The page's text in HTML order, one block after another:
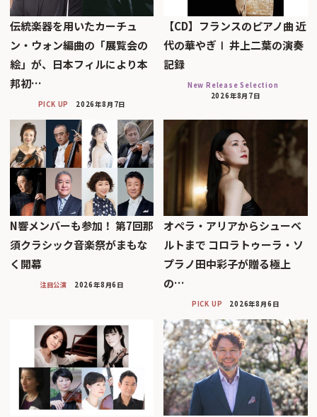
伝統楽器を用いたカーチュ
ン・ウォン編曲の「展覧会の
絵」が、日本フィルにより本
邦初…
PICK UP 2026年8月7日
【CD】フランスのピアノ曲 近
代の華やぎⅠ 井上二葉の演奏
記録
New Release Selection
2026年8月7日
N響メンバーも参加！ 第7回那
須クラシック音楽祭がまもな
く開幕
注目公演 2026年8月6日
オペラ・アリアからシューベ
ルトまで コロラトゥーラ・ソ
プラノ田中彩子が贈る極上
の…
PICK UP 2026年8月6日